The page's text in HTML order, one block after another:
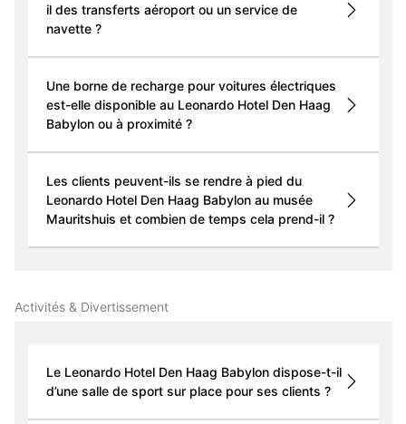
il des transferts aéroport ou un service de
navette ?
Une borne de recharge pour voitures électriques
est-elle disponible au Leonardo Hotel Den Haag
Babylon ou à proximité ?
Les clients peuvent-ils se rendre à pied du
Leonardo Hotel Den Haag Babylon au musée
Mauritshuis et combien de temps cela prend-il ?
Activités & Divertissement
Le Leonardo Hotel Den Haag Babylon dispose-t-il
d’une salle de sport sur place pour ses clients ?